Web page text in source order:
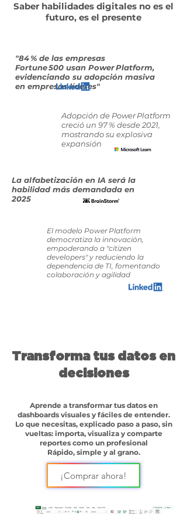
Saber habilidades digitales no es el
futuro, es el presente
"84 % de las empresas
Fortune 500 usan Power Platform,
evidenciando su adopción masiva
en empresas líderes"
Adopción de Power Platform
creció un 97 % desde 2021,
mostrando su explosiva
expansión
La alfabetización en IA será la
habilidad más demandada en
2025
El modelo Power Platform
democratiza la innovación,
empoderando a "citizen
developers" y reduciendo la
dependencia de TI, fomentando
colaboración y agilidad
Transforma tus datos en
decisiones
Aprende a transformar tus datos en
dashboards visuales y fáciles de entender.
Lo que necesitas, explicado paso a paso, sin
vueltas: importa, visualiza y comparte
reportes como un profesional
Rápido, simple y al grano.
¡Comprar ahora!